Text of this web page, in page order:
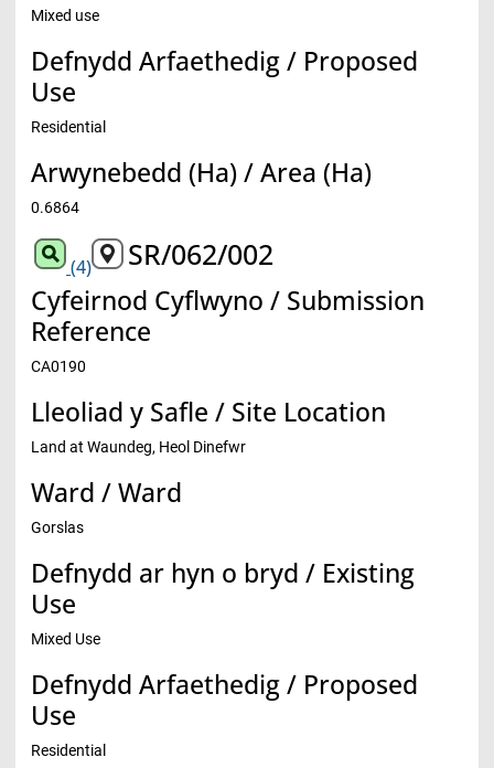
Mixed use
Defnydd Arfaethedig / Proposed
Use
Residential
Arwynebedd (Ha) / Area (Ha)
0.6864
(4) SR/062/002
Cyfeirnod Cyflwyno / Submission
Reference
CA0190
Lleoliad y Safle / Site Location
Land at Waundeg, Heol Dinefwr
Ward / Ward
Gorslas
Defnydd ar hyn o bryd / Existing
Use
Mixed Use
Defnydd Arfaethedig / Proposed
Use
Residential